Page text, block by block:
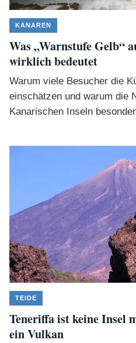
KANAREN
Was „Warnstufe Gelb“
wirklich bedeutet
Warum viele Besucher die
einschätzen und warum die
Kanarischen Inseln
TEIDE
Teneriffa ist keine Insel
ein Vulkan